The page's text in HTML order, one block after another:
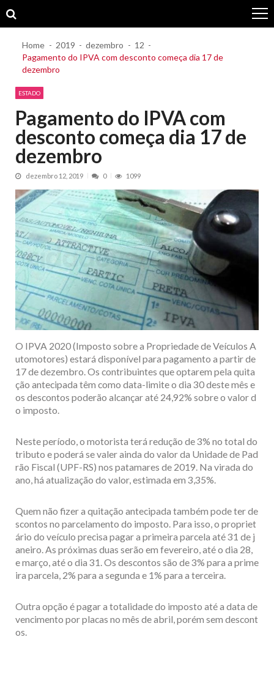
to
to
Home 2019 dezembro
12
Pagamento do IPVA com desconto começa dia 17 de
dezembro
ESTADO
Pagamento do IPVA com
desconto começa dia 17 de
dezembro
dezembro 12, 2019 0 1099
O IPVA 2020 (Imposto sobre a Propriedade de Veículos A
utomotores) estará disponível para pagamento a partir de
17 de dezembro. Os contribuintes que optarem pela quita
ção antecipada têm como data-limite o dia 30 deste mês e
os descontos poderão alcançar até 24,92% sobre o valor d
o imposto.
Neste período, o motorista terá redução de 3% no total do
tributo e poderá se valer ainda do valor da Unidade de Pad
rão Fiscal (UPF-RS) nos patamares de 2019. Na virada do
ano, há atualização do valor, estimada em 3,35%.
Quem não fizer a quitação antecipada também pode ter de
scontos no parcelamento do imposto. Para isso, o propriet
ário do veículo precisa pagar a primeira parcela até 31 de j
aneiro. As próximas duas serão em fevereiro, até o dia 28,
e março, até o dia 31. Os descontos são de 3% para a prime
ira parcela, 2% para a segunda e 1% para a terceira.
Outra opção é pagar a totalidade do imposto até a data de
vencimento por placas no mês de abril, porém sem descont
os.